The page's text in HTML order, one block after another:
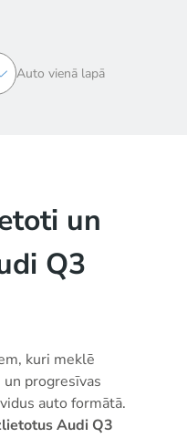
Auto vienā lapā
un
Q3
kuri meklē
progresīvas
auto formātā.
Audi Q3